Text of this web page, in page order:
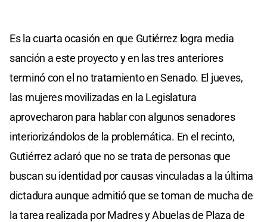
Es la cuarta ocasión en que Gutiérrez logra media
sanción a este proyecto y en las tres anteriores
terminó con el no tratamiento en Senado. El jueves,
las mujeres movilizadas en la Legislatura
aprovecharon para hablar con algunos senadores
interiorizándolos de la problemática. En el recinto,
Gutiérrez aclaró que no se trata de personas que
buscan su identidad por causas vinculadas a la última
dictadura aunque admitió que se toman de mucha de
la tarea realizada por Madres y Abuelas de Plaza de